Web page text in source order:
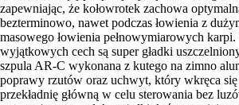
zapewniając, że kołowrotek zachowa
bezterminowo, nawet podczas łowienia z
masowego łowienia pełnowymiarowych karpi.
wyjątkowych cech są super gładki
szpula AR-C wykonana z kutego na zimno
poprawy rzutów oraz uchwyt, który wkręca
przekładnię główną w celu sterowania bez